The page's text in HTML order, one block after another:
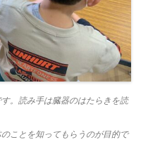
。読み手は臓器のはたらきを読
ことを知ってもらうのが目的で